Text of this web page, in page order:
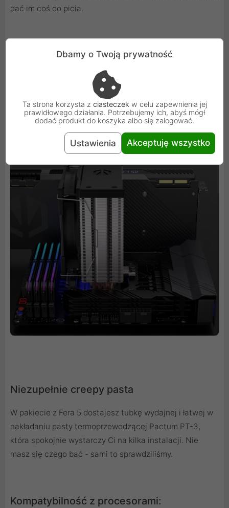
dać im coś do picia.
Łatwiej się nie da
Fera 5 to sprzęt, który szybko i łatwo zainstalujesz dzięki
ramce ułatwiającej montaż - nawet, jeśli po raz pierwszy
składasz komputer. Razem z coolerem dajemy Ci
instrukcję wideo, która krok po kroku przeprowadzi Cię
przez cały proces. Łatwiej się już nie da.
Niezupełnie creepy pasta
W pakiecie z Fera 5 dostajesz tubkę wydajnej i łatwej w
nakładaniu pasty termoprzewodzącej Pactum PT-3,
która spokojnie wystarczy Ci na kilka instalacji. Nie
masz się czego bać - sami to sprawdziliśmy.
Kompatybilność z procesorami:
Dbamy o Twoją prywatność
Ta strona korzysta z ciasteczek w celu zapewnienia jej
prawidłowego działania. Potrzebujemy ich, abyś mógł
dodać produkt do koszyka albo się zalogować.
Ustawienia Akceptuję wszystko